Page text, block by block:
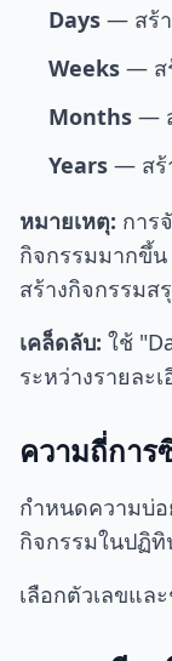
Days — สร้
Weeks — ส
Months —
Years — สร้
หมายเหตุ: การ
กิจกรรมมากขึ้
สร้างกิจกรรมส
เคล็ดลับ: ใช้
ระหว่างรายละ
ความถี่การ
กำหนดความบ่
กิจกรรมในปฏิ
เลือกตัวเลขและ